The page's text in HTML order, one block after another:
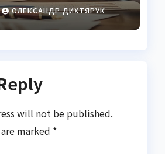
ОЛЕКСАНДР ДИХТЯРУК
will not be published.
marked *